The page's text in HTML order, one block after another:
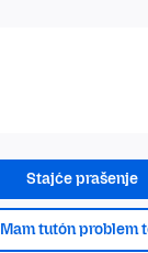
Stajće prašenje
Mam tutón problem